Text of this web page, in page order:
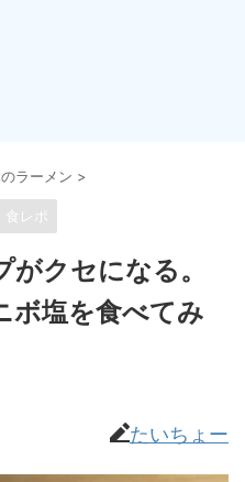
ラーメン >
食レポ
クセになる。
ボ塩を食べてみ
たいちょー